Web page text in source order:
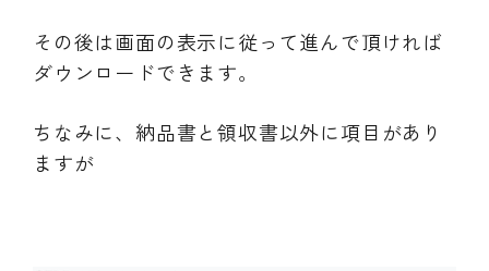
その後は画面の表示に従って進んで頂ければ
ダウンロードできます。
ちなみに、納品書と領収書以外に項目があり
ますが